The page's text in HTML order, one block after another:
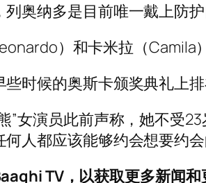
奥纳多是目前唯一戴上防
）和卡米拉（Camila
时候的奥斯卡颁奖典礼上
”女演员此前声称，她不受
人都应该能够约会想要约会
TV，以获取更多新闻和